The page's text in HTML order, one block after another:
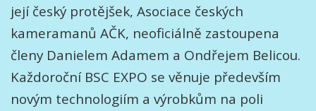
její český protějšek, Asociace českých
kameramanů AČK, neoficiálně zastoupena
členy Danielem Adamem a Ondřejem Belicou.
Každoroční BSC EXPO se věnuje především
novým technologiím a výrobkům na poli